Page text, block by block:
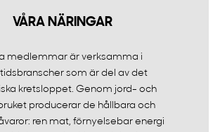
VÅRA NÄRINGAR
medlemmar är verksamma i
som är del av det
kretsloppet. Genom jord- och
producerar de hållbara och
ren mat, förnyelsebar energi